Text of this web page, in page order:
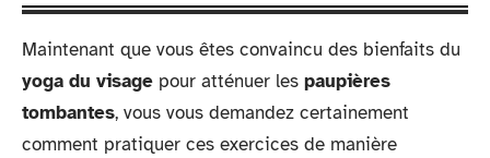
Maintenant que vous êtes convaincu des bienfaits du
yoga du visage pour atténuer les paupières
tombantes, vous vous demandez certainement
comment pratiquer ces exercices de manière